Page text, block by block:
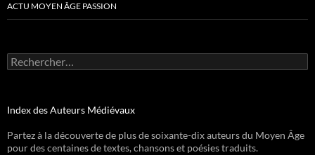
ACTU MOYEN ÂGE PASSION
Rechercher :
Index des Auteurs Médiévaux
Partez à la découverte de plus de soixante-dix auteurs du Moyen Âge
pour des centaines de textes, chansons et poésies traduits.